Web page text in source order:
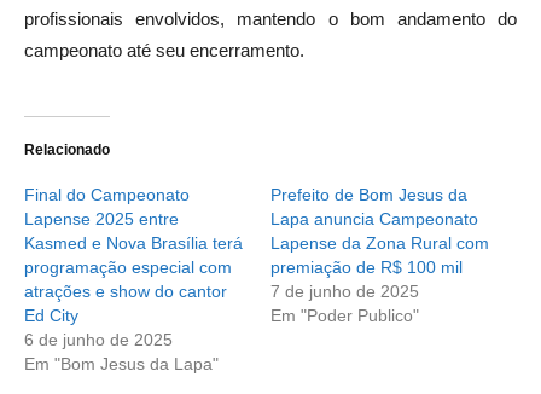
profissionais envolvidos, mantendo o bom andamento do
campeonato até seu encerramento.
Relacionado
Final do Campeonato
Lapense 2025 entre
Kasmed e Nova Brasília terá
programação especial com
atrações e show do cantor
Ed City
6 de junho de 2025
Em "Bom Jesus da Lapa"
Prefeito de Bom Jesus da
Lapa anuncia Campeonato
Lapense da Zona Rural com
premiação de R$ 100 mil
7 de junho de 2025
Em "Poder Publico"